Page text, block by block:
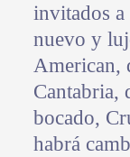
invitados a
nuevo y
American,
Cantabria,
bocado,
habrá